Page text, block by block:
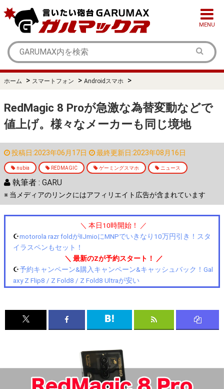
MENU
ホーム > スマートフォン > Androidスマホ >
RedMagic 8 Proが急激な為替変動などで
値上げ。様々なメーカーも同じ境地
投稿日:2023年06月17日 最終更新日:2023年08月16日
nubia REDMAGIC ゲーミングスマホ ニュース
執筆者 : GARU
※ 当メディアのリンクにはアフィリエイト広告が含まれています
＼ 本日10時開始！ ／
☪️motorola razr foldがIIJmioにMNPでいきなり10万円引き！スタ
イラスペンもセット！
＼ 最新のZが予約スタート！ ／
☪️予約キャンペーン&購入キャンペーン&キャッシュバック！Gal
axy Z Flip8 / Z Fold8 / Z Fold8 Ultraが安い